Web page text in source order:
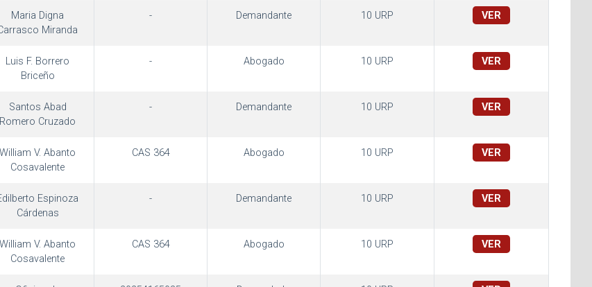
Maria Digna
Miranda
- Demandante 10 URP VER
Luis F. Borrero
Briceño
- Abogado 10 URP VER
Santos Abad
Romero Cruzado
- Demandante 10 URP VER
William V. Abanto
Cosavalente
CAS 364 Abogado 10 URP VER
Espinoza
Cárdenas
- Demandante 10 URP VER
William V. Abanto
Cosavalente
CAS 364 Abogado 10 URP VER